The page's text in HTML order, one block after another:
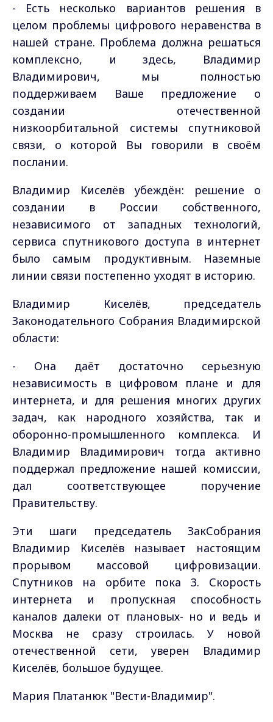
- Есть несколько вариантов решения в
целом проблемы цифрового неравенства в
нашей стране. Проблема должна решаться
комплексно, и здесь, Владимир
Владимирович, мы полностью
поддерживаем Ваше предложение о
создании отечественной
низкоорбитальной системы спутниковой
связи, о которой Вы говорили в своём
послании.
Владимир Киселёв убеждён: решение о
создании в России собственного,
независимого от западных технологий,
сервиса спутникового доступа в интернет
было самым продуктивным. Наземные
линии связи постепенно уходят в историю.
Владимир Киселёв, председатель
Законодательного Собрания Владимирской
области:
- Она даёт достаточно серьезную
независимость в цифровом плане и для
интернета, и для решения многих других
задач, как народного хозяйства, так и
оборонно-промышленного комплекса. И
Владимир Владимирович тогда активно
поддержал предложение нашей комиссии,
дал соответствующее поручение
Правительству.
Эти шаги председатель ЗакСобрания
Владимир Киселёв называет настоящим
прорывом массовой цифровизации.
Спутников на орбите пока 3. Скорость
интернета и пропускная способность
каналов далеки от плановых- но и ведь и
Москва не сразу строилась. У новой
отечественной сети, уверен Владимир
Киселёв, большое будущее.
Мария Платанюк "Вести-Владимир".